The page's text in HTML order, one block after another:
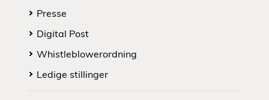
Presse
Digital Post
Whistleblowerordning
Ledige stillinger